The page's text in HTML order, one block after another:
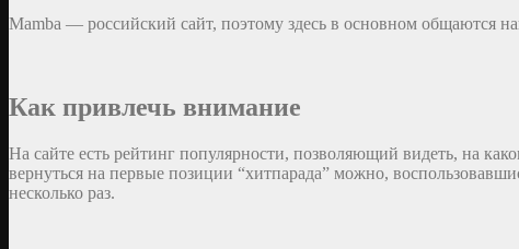
Mamba — российский сайт, поэтому здесь в основном общаются
Как привлечь внимание
На сайте есть рейтинг популярности, позволяющий видеть, на
вернуться на первые позиции “хитпарада” можно,
несколько раз.